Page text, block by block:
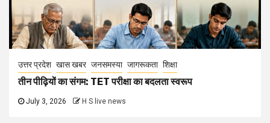
उत्तर प्रदेश खास खबर जनसमस्या जागरूकता शिक्षा
तीन पीढ़ियों का संगम: TET परीक्षा का बदलता स्वरूप
July 3, 2026 H S live news